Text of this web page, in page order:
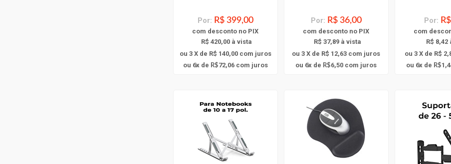
Por: R$ 399,00
com desconto no PIX
R$ 420,00 à vista
ou 3 X de R$ 140,00com juros
ou 6x de R$72,06com juros
Por: R$ 36,00
com desconto no PIX
R$ 37,89 à vista
ou 3 X de R$ 12,63 com juros
ou 6x de R$6,50 com juros
Por:
com
R$ 8,42
ou 3 X de R$
ou 6x de R$